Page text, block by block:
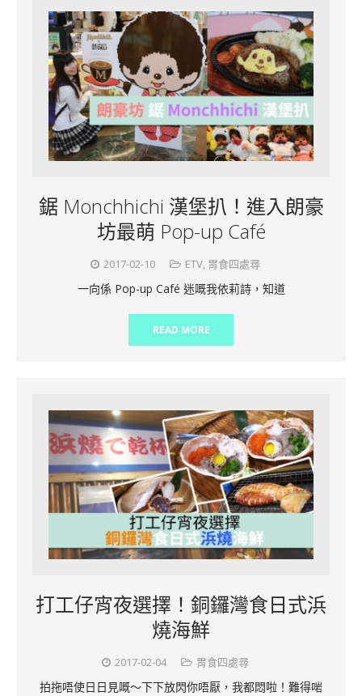
鋸 Monchhichi 漢堡扒！進入朗豪
坊最萌 Pop-up Café
2017-02-10 ETV, 胃食四處尋
一向係 Pop-up Café 迷嘅我依莉詩，知道
READ MORE
打工仔宵夜選擇！銅鑼灣食日式浜
燒海鮮
2017-02-04 胃食四處尋
拍拖唔使日日見嘅～下下放閃你唔厭，我都悶啦！難得啱